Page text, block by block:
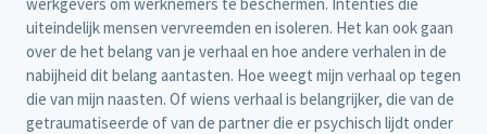
uiteindelijk mensen vervreemden en isoleren. Het kan ook gaan
over de het belang van je verhaal en hoe andere verhalen in de
nabijheid dit belang aantasten. Hoe weegt mijn verhaal op tegen
die van mijn naasten. Of wiens verhaal is belangrijker, die van de
getraumatiseerde of van de partner die er psychisch lijdt onder